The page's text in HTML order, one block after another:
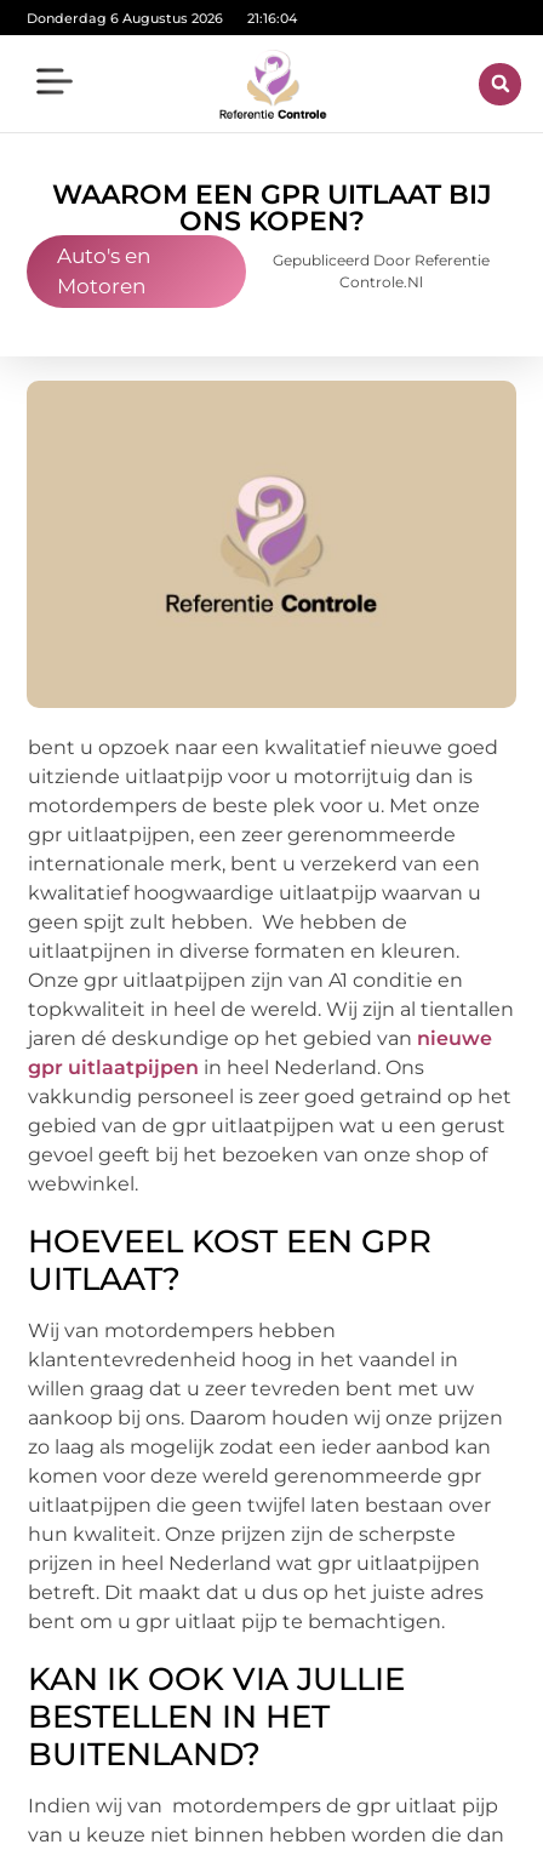
Donderdag 6 Augustus 2026 21:16:05
WAAROM EEN GPR UITLAAT BIJ
ONS KOPEN?
Auto's en
Motoren
Gepubliceerd Door Referentie
Controle.nl
bent u opzoek naar een kwalitatief nieuwe goed
uitziende uitlaatpijp voor u motorrijtuig dan is
motordempers de beste plek voor u. Met onze
gpr uitlaatpijpen, een zeer gerenommeerde
internationale merk, bent u verzekerd van een
kwalitatief hoogwaardige uitlaatpijp waarvan u
geen spijt zult hebben. We hebben de
uitlaatpijnen in diverse formaten en kleuren.
Onze gpr uitlaatpijpen zijn van A1 conditie en
topkwaliteit in heel de wereld. Wij zijn al tientallen
jaren dé deskundige op het gebied van nieuwe
gpr uitlaatpijpen in heel Nederland. Ons
vakkundig personeel is zeer goed getraind op het
gebied van de gpr uitlaatpijpen wat u een gerust
gevoel geeft bij het bezoeken van onze shop of
webwinkel.
HOEVEEL KOST EEN GPR
UITLAAT?
Wij van motordempers hebben
klantentevredenheid hoog in het vaandel in
willen graag dat u zeer tevreden bent met uw
aankoop bij ons. Daarom houden wij onze prijzen
zo laag als mogelijk zodat een ieder aanbod kan
komen voor deze wereld gerenommeerde gpr
uitlaatpijpen die geen twijfel laten bestaan over
hun kwaliteit. Onze prijzen zijn de scherpste
prijzen in heel Nederland wat gpr uitlaatpijpen
betreft. Dit maakt dat u dus op het juiste adres
bent om u gpr uitlaat pijp te bemachtigen.
KAN IK OOK VIA JULLIE
BESTELLEN IN HET
BUITENLAND?
Indien wij van motordempers de gpr uitlaat pijp
van u keuze niet binnen hebben worden die dan